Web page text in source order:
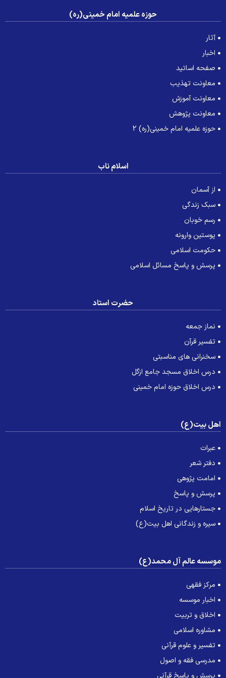
حوزه علمیه امام خمینی(ره)
آثار
اخبار
صفحه اساتید
معاونت تهذیب
معاونت آموزش
معاونت پژوهش
حوزه علمیه امام خمینی(ره) 2
اسلام ناب
از آسمان
سبک زندگی
رسم خوبان
پوستین وارونه
حکومت اسلامی
پرسش و پاسخ مسائل اسلامی
حضرت استاد
نماز جمعه
تفسیر قرآن
سخنرانی های مناسبتی
درس اخلاق مسجد جامع ازگل
درس اخلاق حوزه امام خمینی
بیت(ع)
عبرات
دفتر شعر
امامت پژوهی
پرسش و پاسخ
جستارهایی در تاریخ اسلام
سیره و زندگانی اهل بیت(ع)
عالم آل محمد(ع)
مرکز فقهی
اخبار موسسه
اخلاق و تربیت
مشاوره اسلامی
تفسیر و علوم قرآنی
مدرسی فقه و اصول